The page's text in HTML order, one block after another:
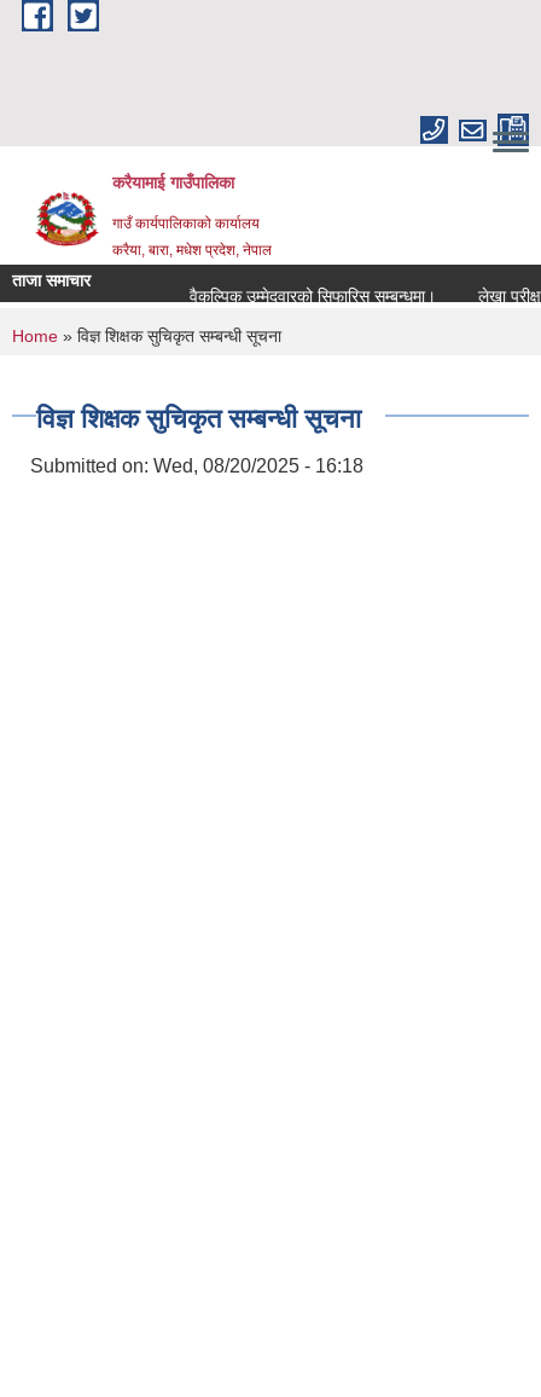
Skip to main content
करैयामाई गाउँपालिका
गाउँ कार्यपालिकाको कार्यालय
करैया, बारा, मधेश प्रदेश, नेपाल
ताजा समाचार
वैकल्पिक उम्मेदवारको सिफारिस सम्बन्धमा।
लेखा परीक्षण
You are here
Home » विज्ञ शिक्षक सुचिकृत सम्बन्धी सूचना
विज्ञ शिक्षक सुचिकृत सम्बन्धी सूचना
Submitted on: Wed, 08/20/2025 - 16:18